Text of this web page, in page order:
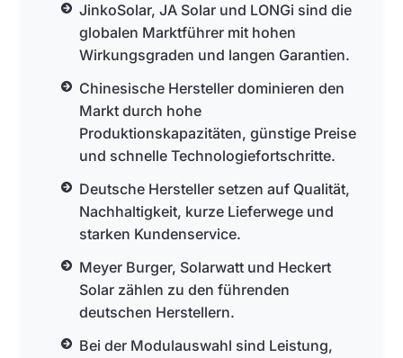
JinkoSolar, JA Solar und LONGi sind die
globalen Marktführer mit hohen
Wirkungsgraden und langen Garantien.
Chinesische Hersteller dominieren den
Markt durch hohe
Produktionskapazitäten, günstige Preise
und schnelle Technologiefortschritte.
Deutsche Hersteller setzen auf Qualität,
Nachhaltigkeit, kurze Lieferwege und
starken Kundenservice.
Meyer Burger, Solarwatt und Heckert
Solar zählen zu den führenden
deutschen Herstellern.
Bei der Modulauswahl sind Leistung,